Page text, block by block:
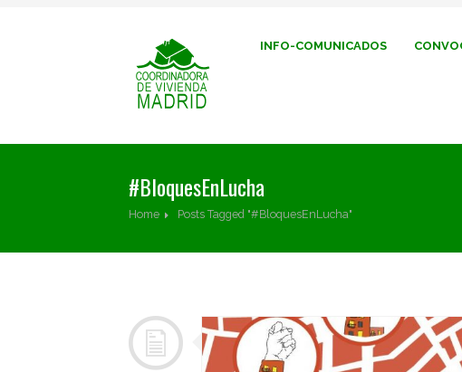
INFO-COMUNICADOS
#BloquesEnLucha
Home Posts Tagged "#BloquesEnLucha"